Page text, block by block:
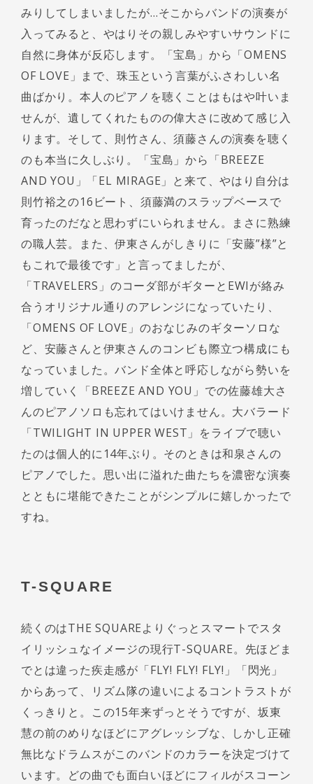
みりしてしまいましたが…そこからバンドの演奏が
入ってみると、やはりその親しみやすいサウンドに
自然に身体が反応します。「宝島」から「OMENS
OF LOVE」まで、珠玉という言葉がふさわしい名
曲ばかり。本人のピアノを聴くことはもはや叶いま
せんが、遺してくれたものの偉大さに改めて感じ入
ります。そして、則竹さん、須藤さんの演奏を聴く
のも本当に久しぶり。「宝島」から「BREEZE
AND YOU」「EL MIRAGE」と来て、やはり自分は
則竹裕之の16ビート、須藤満のスラップベースで
育ったのだなと思わずにいられません。まさに熟練
の職人芸。また、伊東さんがしきりに「安藤”様”と
もこれで最後です」と言ってましたが、
「TRAVELERS」のコーダ部がギターとEWIが絡み
合うオリジナル通りのアレンジになっていたり、
「OMENS OF LOVE」のおなじみのギターソロな
ど、安藤さんと伊東さんのコンビも際立つ構成にも
なっていました。バンド全体と呼応しながら勢いを
増していく「BREEZE AND YOU」での佐藤雄大さ
んのピアノソロも忘れてはいけません。大バラード
「TWILIGHT IN UPPER WEST」をライブで聴い
たのは個人的に14年ぶり。そのときは和泉さんの
ピアノでした。思い出に溢れた曲たちを濃密な演奏
とともに堪能できたことがシンプルに嬉しかったで
すね。
T-SQUARE
続くのはTHE SQUAREよりぐっとスマートでスタ
イリッシュなイメージの現行T-SQUARE。先ほどま
でとは違った疾走感が「FLY! FLY! FLY!」「閃光」
からあって、リズム隊の違いによるコントラストが
くっきりと。この15年来ずっとそうですが、坂東
慧の前のめりなほどにアグレッシブな、しかし正確
無比なドラムスがこのバンドのカラーを決定づけて
います。どの曲でも面白いほどにフィルがスコーン